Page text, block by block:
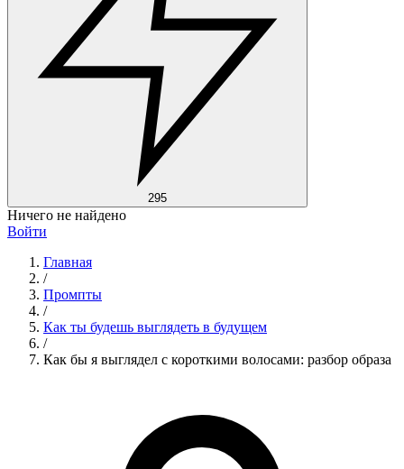
295
Ничего не найдено
Войти
Главная
/
Промпты
/
Как ты будешь выглядеть в будущем
/
Как бы я выглядел с короткими волосами: разбор образа